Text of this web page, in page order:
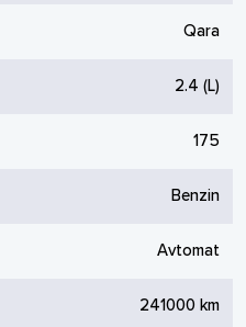
Qara
2.4 (L)
175
Benzin
Avtomat
241000 km